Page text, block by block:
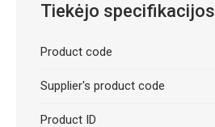
Tiekėjo specifikacijos
Product code
Supplier's product code
Product ID